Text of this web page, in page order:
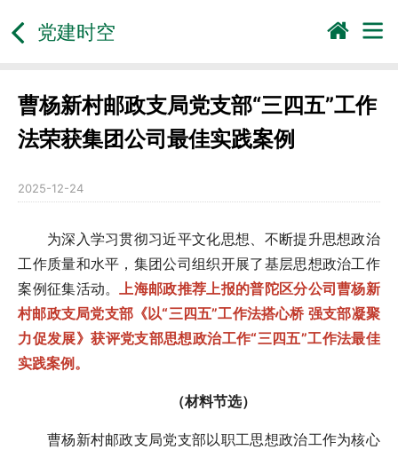
党建时空
曹杨新村邮政支局党支部“三四五”工作
法荣获集团公司最佳实践案例
2025-12-24
为深入学习贯彻习近平文化思想、不断提升思想政治
工作质量和水平，集团公司组织开展了基层思想政治工作
案例征集活动。上海邮政推荐上报的普陀区分公司曹杨新
村邮政支局党支部《以“三四五”工作法搭心桥 强支部凝聚
力促发展》获评党支部思想政治工作“三四五”工作法最佳
实践案例。
（材料节选）
曹杨新村邮政支局党支部以职工思想政治工作为核心